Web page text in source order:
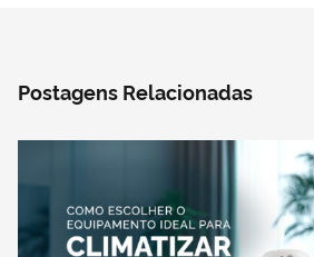
Postagens Relacionadas